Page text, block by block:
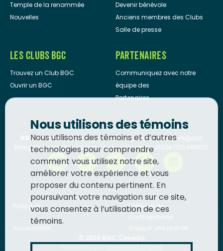
Temple de la renommée
Nouvelles
Devenir bénévole
Anciens membres des Clubs
Salle de presse
LES CLUBS BGC
Trouvez un Club BGC
Ouvrir un BGC
PARTENAIRES
Communiquez avec notre
équipe des
Partenaires
BGC Canadaest un organisme de bienfaisance enregistré.
Enregistrement d’organisme de bienfaisance: 13036 1710 RR0001
Politiques
Politique de
Nous utilisons des témoins
Nous utilisons des témoins et d’autres
technologies pour comprendre
comment vous utilisez notre site,
améliorer votre expérience et vous
proposer du contenu pertinent. En
poursuivant votre navigation sur ce site,
vous consentez à l’utilisation de ces
témoins.